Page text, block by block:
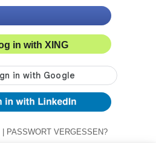
in with XING
| PASSWORT VERGESSEN?